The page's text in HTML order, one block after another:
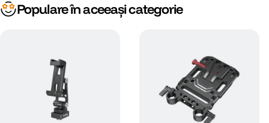
Populare în aceeași categorie